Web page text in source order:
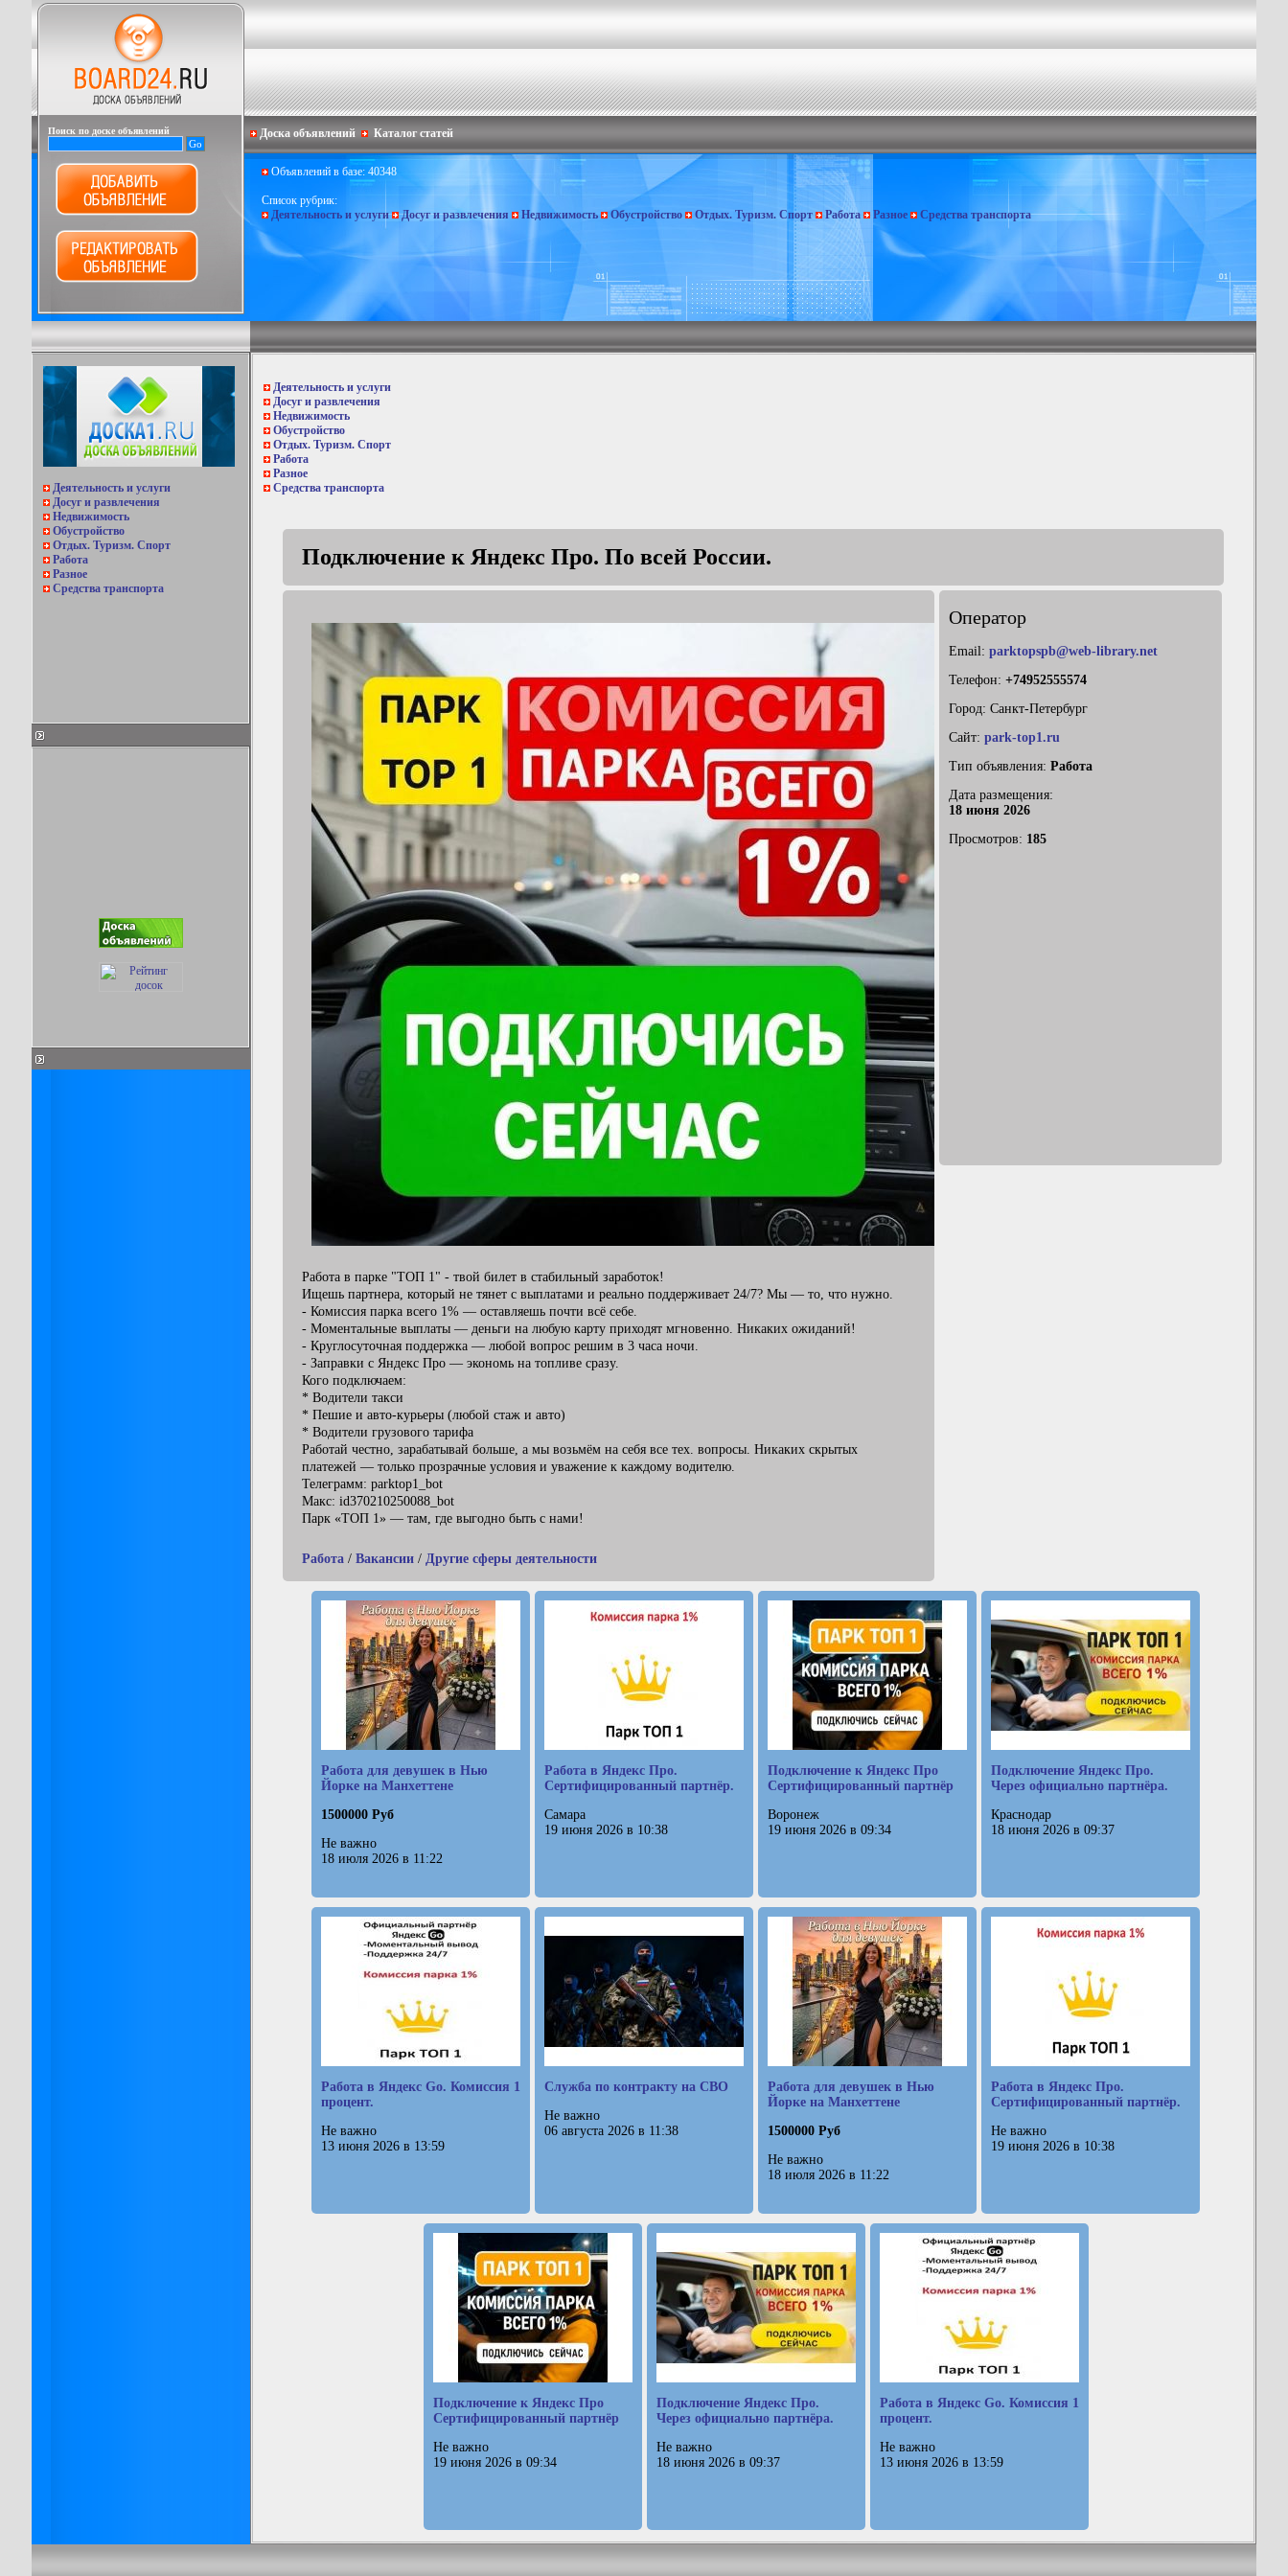
Поиск по доске объявлений
Деятельность и услуги
Досуг и развлечения
Недвижимость
Обустройство
Отдых. Туризм. Спорт
Работа
Разное
Средства транспорта
Доска объявлений Каталог статей
Объявлений в базе: 40348
Список рубрик:
Деятельность и услуги
Досуг и развлечения Недвижимость Обустройство Отдых. Туризм. Спорт Работа Разное Средства транспорта
Деятельность и услуги
Досуг и развлечения
Недвижимость
Обустройство
Отдых. Туризм. Спорт
Работа
Разное
Средства транспорта
Подключение к Яндекс Про. По всей России.
Работа в парке "ТОП 1" - твой билет в стабильный заработок!
Ищешь партнера, который не тянет с выплатами и реально поддерживает 24/7? Мы — то, что нужно.
- Комиссия парка всего 1% — оставляешь почти всё себе.
- Моментальные выплаты — деньги на любую карту приходят мгновенно. Никаких ожиданий!
- Круглосуточная поддержка — любой вопрос решим в 3 часа ночи.
- Заправки с Яндекс Про — экономь на топливе сразу.
Кого подключаем:
* Водители такси
* Пешие и авто-курьеры (любой стаж и авто)
* Водители грузового тарифа
Работай честно, зарабатывай больше, а мы возьмём на себя все тех. вопросы. Никаких скрытых
платежей — только прозрачные условия и уважение к каждому водителю.
Телеграмм: parktop1_bot
Макс: id370210250088_bot
Парк «ТОП 1» — там, где выгодно быть с нами!
Работа / Вакансии / Другие сферы деятельности
Оператор
Email: parktopspb@web-library.net
Телефон: +74952555574
Город: Санкт-Петербург
Сайт: park-top1.ru
Тип объявления: Работа
Дата размещения:
18 июня 2026
Просмотров: 185
Работа для девушек в Нью
Йорке на Манхеттене
1500000 Руб
Не важно
18 июля 2026 в 11:22
Работа в Яндекс Про.
Сертифицированный партнёр.
Самара
19 июня 2026 в 10:38
Подключение к Яндекс Про
Сертифицированный партнёр
Воронеж
19 июня 2026 в 09:34
Подключение Яндекс Про.
Через официально партнёра.
Краснодар
18 июня 2026 в 09:37
Работа в Яндекс Go. Комиссия 1
процент.
Не важно
13 июня 2026 в 13:59
Служба по контракту на СВО
Не важно
06 августа 2026 в 11:38
Работа для девушек в Нью
Йорке на Манхеттене
1500000 Руб
Не важно
18 июля 2026 в 11:22
Работа в Яндекс Про.
Сертифицированный партнёр.
Не важно
19 июня 2026 в 10:38
Подключение к Яндекс Про
Сертифицированный партнёр
Не важно
19 июня 2026 в 09:34
Подключение Яндекс Про.
Через официально партнёра.
Не важно
18 июня 2026 в 09:37
Работа в Яндекс Go. Комиссия 1
процент.
Не важно
13 июня 2026 в 13:59